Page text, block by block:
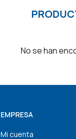
No se han
EMPRESA
Mi cuenta